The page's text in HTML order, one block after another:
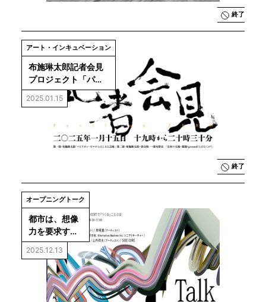
終了
アート・インキュベーション
布施琳太郎記者会見
プロジェクト「パビ
リオン・ゼロ」
2025.01.15
終了
オープニングトーク
都市は、想像
力を要求す
る。─CCBTで
「つくる」こ
ととは
2025.12.13